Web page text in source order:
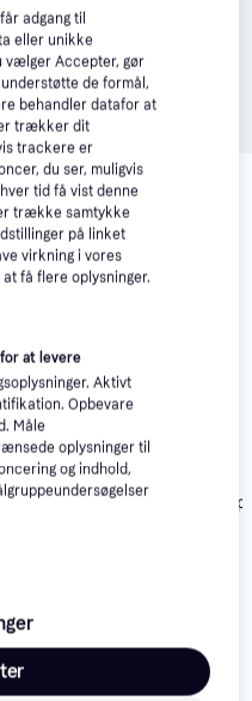
der matcher dine
adgang til
eller unikke
vælger Accepter, gør
de formål,
behandler datafor at
trækker dit
trackere er
du ser, muligvis
tid få vist denne
trække samtykke
på linket
virkning i vores
få flere oplysninger.
at levere
Aktivt
Opbevare
Måle
oplysninger til
og indhold,